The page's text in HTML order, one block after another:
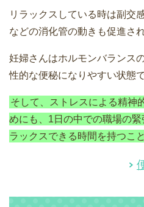
リラックスしている時は副交
などの消化管の動きも促進され
妊婦さんはホルモンバランス
性的な便秘になりやすい状態で
そして、ストレスによる精神
めにも、1日の中での職場の
ラックスできる時間を持つこ